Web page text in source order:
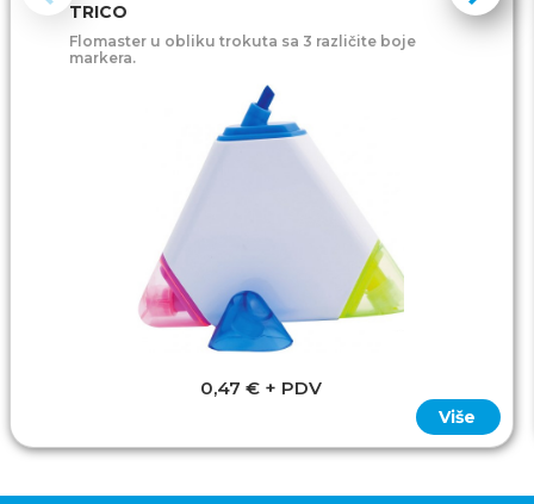
TRICO
Flomaster u obliku trokuta sa 3 različite boje
markera.
0,47 € + PDV
Više